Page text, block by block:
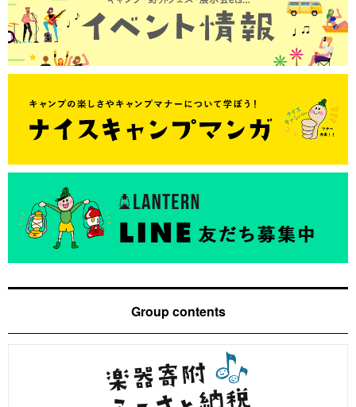
Group contents